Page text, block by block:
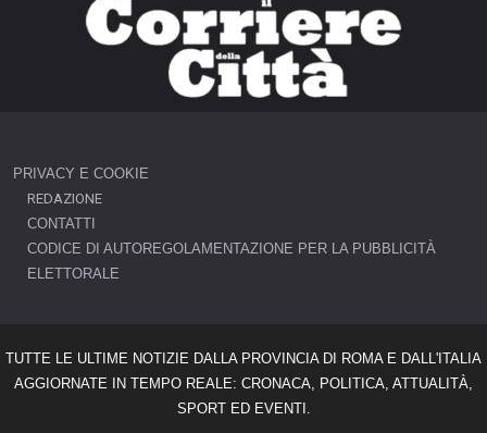
PRIVACY E COOKIE
REDAZIONE
CONTATTI
CODICE DI AUTOREGOLAMENTAZIONE PER LA PUBBLICITÀ
ELETTORALE
TUTTE LE ULTIME NOTIZIE DALLA PROVINCIA DI ROMA E DALL'ITALIA
AGGIORNATE IN TEMPO REALE: CRONACA, POLITICA, ATTUALITÀ,
SPORT ED EVENTI.